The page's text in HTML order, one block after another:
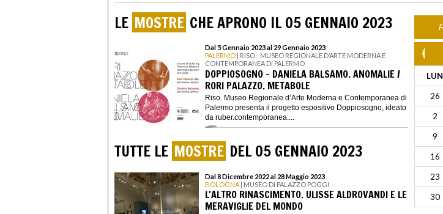
LE MOSTRE CHE APRONO IL 05 GENNAIO 2023
Dal 5 Gennaio 2023 al 29 Gennaio 2023
PALERMO | RISO - MUSEO REGIONALE D’ARTE MODERNA E
CONTEMPORANEA DI PALERMO
DOPPIOSOGNO - DANIELA BALSAMO. ANOMALIE /
RORI PALAZZO. METABOLE
Riso. Museo Regionale d’Arte Moderna e Contemporanea di
Palermo presenta il progetto espositivo Doppiosogno, ideato
da ruber.contemporanea....
TUTTE LE MOSTRE DEL 05 GENNAIO 2023
Dal 8 Dicembre 2022 al 28 Maggio 2023
BOLOGNA | MUSEO DI PALAZZO POGGI
L'ALTRO RINASCIMENTO. ULISSE ALDROVANDI E LE
MERAVIGLIE DEL MONDO
LUN
26
2
9
16
23
30